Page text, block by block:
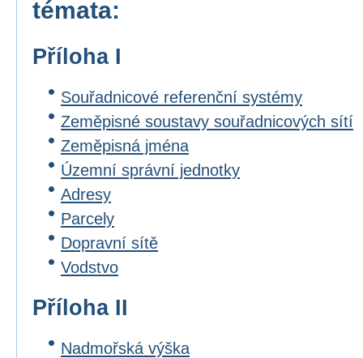
témata:
Příloha I
Souřadnicové referenční systémy
Zeměpisné soustavy souřadnicových sítí
Zeměpisná jména
Územní správní jednotky
Adresy
Parcely
Dopravní sítě
Vodstvo
Příloha II
Nadmořská výška